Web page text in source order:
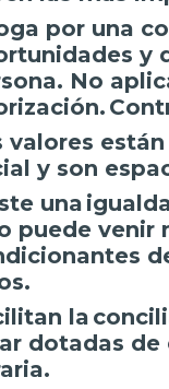
por una
y
No
valores
y son
una
puede venir
la
dotadas